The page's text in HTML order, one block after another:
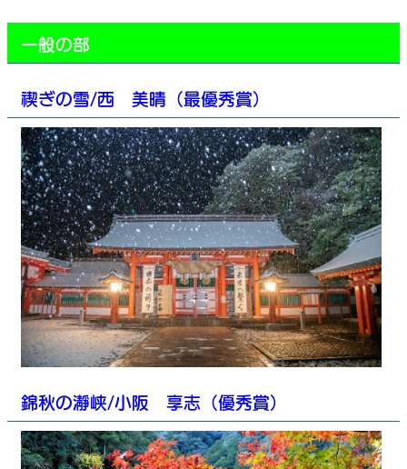
一般の部
禊ぎの雪/西 美晴（最優秀賞）
錦秋の瀞峡/小阪 享志（優秀賞）